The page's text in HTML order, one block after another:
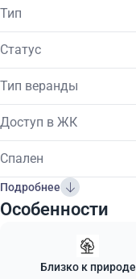
Тип
Статус
Тип веранды
Доступ в ЖК
Спален
Подробнее
Особенности
Близко к природе